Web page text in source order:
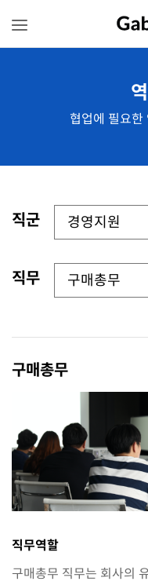
협업에 필요한
직군
직무
구매총무
직무역할
구매총무 직무는 회사의